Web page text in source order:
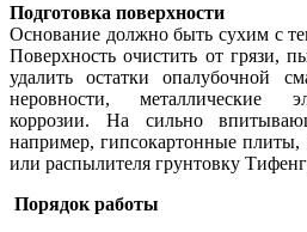
Подготовка поверхности
Основание должно быть сухим с
Поверхность очистить от грязи,
удалить остатки опалубочной
неровности, металлические
коррозии. На сильно
например, гипсокартонные
или распылителя грунтовку
Порядок работы